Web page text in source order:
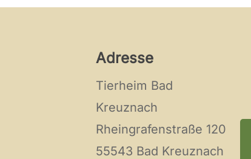
Adresse
Tierheim Bad
Kreuznach
Rheingrafenstraße 120
55543 Bad Kreuznach